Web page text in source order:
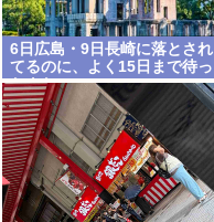
6日広島・9日長崎に落とされ
てるのに、よく15日まで待っ
たよな